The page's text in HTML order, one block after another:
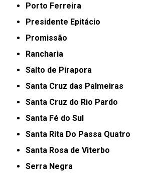
Porto Ferreira
Presidente Epitácio
Promissão
Rancharia
Salto de Pirapora
Santa Cruz das Palmeiras
Santa Cruz do Rio Pardo
Santa Fé do Sul
Santa Rita Do Passa Quatro
Santa Rosa de Viterbo
Serra Negra